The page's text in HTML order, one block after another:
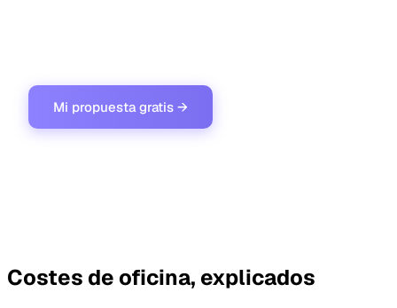
Mi propuesta gratis →
Servicio gratuito · respuesta en 24 h · contratos flexibles desde
Costes de oficina, explicados